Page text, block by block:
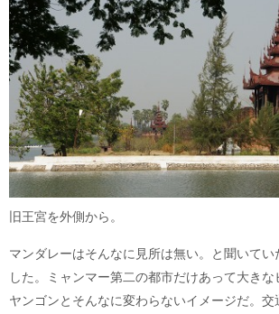
旧王宮を外側から。
マンダレーはそんなに見所は無い。と聞いて
した。ミャンマー第二の都市だけあって大きな
ヤンゴンとそんなに変わらないイメージだ。